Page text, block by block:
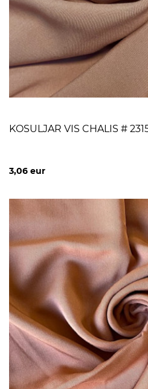
KOSULJAR VIS CHALIS #
3,06 eur